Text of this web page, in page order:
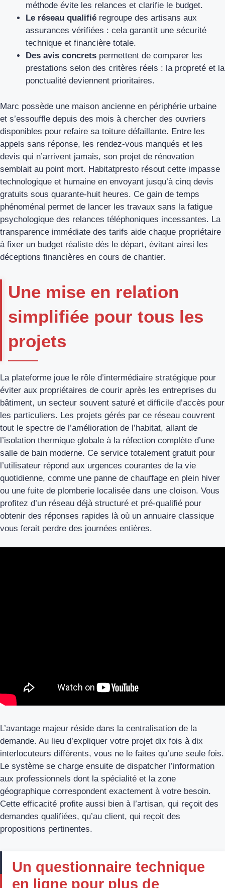
méthode évite les relances et clarifie le budget.
Le réseau qualifié regroupe des artisans aux
assurances vérifiées : cela garantit une sécurité
technique et financière totale.
Des avis concrets permettent de comparer les
prestations selon des critères réels : la propreté et la
ponctualité deviennent prioritaires.
Marc possède une maison ancienne en périphérie urbaine
et s’essouffle depuis des mois à chercher des ouvriers
disponibles pour refaire sa toiture défaillante. Entre les
appels sans réponse, les rendez-vous manqués et les
devis qui n’arrivent jamais, son projet de rénovation
semblait au point mort. Habitatpresto résout cette impasse
technologique et humaine en envoyant jusqu’à cinq devis
gratuits sous quarante-huit heures. Ce gain de temps
phénoménal permet de lancer les travaux sans la fatigue
psychologique des relances téléphoniques incessantes. La
transparence immédiate des tarifs aide chaque propriétaire
à fixer un budget réaliste dès le départ, évitant ainsi les
déceptions financières en cours de chantier.
Une mise en relation
simplifiée pour tous les
projets
La plateforme joue le rôle d’intermédiaire stratégique pour
éviter aux propriétaires de courir après les entreprises du
bâtiment, un secteur souvent saturé et difficile d’accès pour
les particuliers. Les projets gérés par ce réseau couvrent
tout le spectre de l’amélioration de l’habitat, allant de
l’isolation thermique globale à la réfection complète d’une
salle de bain moderne. Ce service totalement gratuit pour
l’utilisateur répond aux urgences courantes de la vie
quotidienne, comme une panne de chauffage en plein hiver
ou une fuite de plomberie localisée dans une cloison. Vous
profitez d’un réseau déjà structuré et pré-qualifié pour
obtenir des réponses rapides là où un annuaire classique
vous ferait perdre des journées entières.
L’avantage majeur réside dans la centralisation de la
demande. Au lieu d’expliquer votre projet dix fois à dix
interlocuteurs différents, vous ne le faites qu’une seule fois.
Le système se charge ensuite de dispatcher l’information
aux professionnels dont la spécialité et la zone
géographique correspondent exactement à votre besoin.
Cette efficacité profite aussi bien à l’artisan, qui reçoit des
demandes qualifiées, qu’au client, qui reçoit des
propositions pertinentes.
Un questionnaire technique
en ligne pour plus de